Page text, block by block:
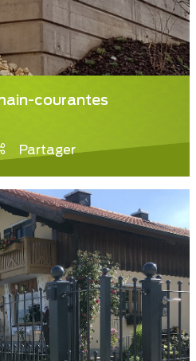
courantes
Partager